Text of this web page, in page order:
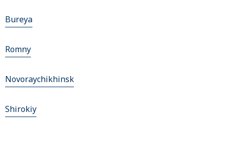
Bureya
Romny
Novoraychikhinsk
Shirokiy